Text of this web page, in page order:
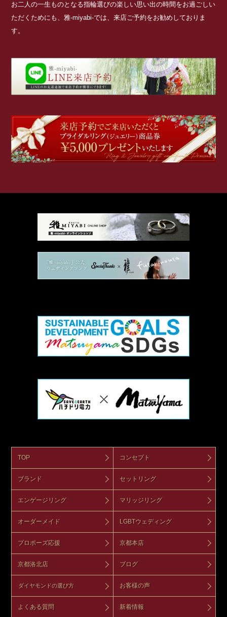
お二人の一生ものとなる指輪選びの楽しい思い出の時間をお過ごしい
ただくためにも、雅-miyabi-では、来店ご予約をお勧めしておりま
す。
TOP コンセプト
ブランド セットリング
エンゲージリング マリッジリング
オーダーメイド LGBTウェディング
プロポーズ応援 京都本店
京都洛北店 ブログ
ダイヤモンドの選び方 お客様の声
よくある質問 新着情報